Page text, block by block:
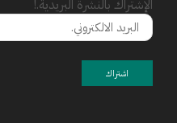
الإشتراك بالنشرة البريدية.!